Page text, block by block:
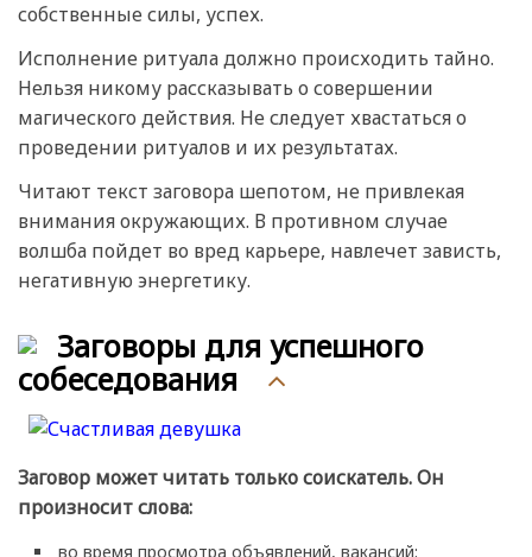
собственные силы, успех.
Исполнение ритуала должно происходить тайно.
Нельзя никому рассказывать о совершении
магического действия. Не следует хвастаться о
проведении ритуалов и их результатах.
Читают текст заговора шепотом, не привлекая
внимания окружающих. В противном случае
волшба пойдет во вред карьере, навлечет зависть,
негативную энергетику.
Заговоры для успешного
собеседования
Заговор может читать только соискатель. Он
произносит слова:
во время просмотра объявлений, вакансий;